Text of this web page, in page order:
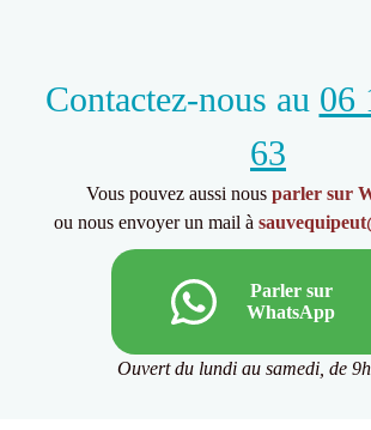
Contactez-nous au 06
63
Vous pouvez aussi nous parler sur
ou nous envoyer un mail à
Parler sur
WhatsApp
Ouvert du lundi au samedi, de